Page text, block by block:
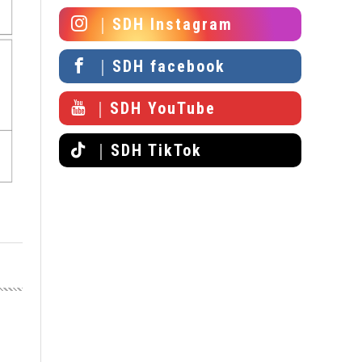
｜SDH Instagram
｜SDH facebook
｜SDH YouTube
｜SDH TikTok